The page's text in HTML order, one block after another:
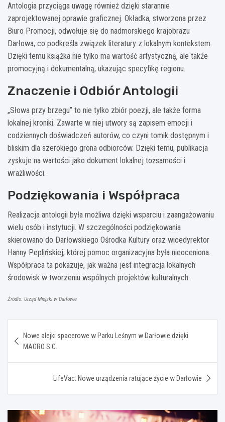
Antologia przyciąga uwagę również dzięki starannie
zaprojektowanej oprawie graficznej. Okładka, stworzona przez
Biuro Promocji, odwołuje się do nadmorskiego krajobrazu
Darłowa, co podkreśla związek literatury z lokalnym kontekstem.
Dzięki temu książka nie tylko ma wartość artystyczną, ale także
promocyjną i dokumentalną, ukazując specyfikę regionu.
Znaczenie i Odbiór Antologii
„Słowa przy brzegu” to nie tylko zbiór poezji, ale także forma
lokalnej kroniki. Zawarte w niej utwory są zapisem emocji i
codziennych doświadczeń autorów, co czyni tomik dostępnym i
bliskim dla szerokiego grona odbiorców. Dzięki temu, publikacja
zyskuje na wartości jako dokument lokalnej tożsamości i
wrażliwości.
Podziękowania i Współpraca
Realizacja antologii była możliwa dzięki wsparciu i zaangażowaniu
wielu osób i instytucji. W szczególności podziękowania
skierowano do Darłowskiego Ośrodka Kultury oraz wicedyrektor
Hanny Peplińskiej, której pomoc organizacyjna była nieoceniona.
Współpraca ta pokazuje, jak ważna jest integracja lokalnych
środowisk w tworzeniu wspólnych projektów kulturalnych.
Źródło: Urząd Miejski w Darłowie
wpisu
Nowe alejki spacerowe w Parku Leśnym w Darłowie dzięki
MAGRO S.C.
LifeVac: Nowe urządzenia ratujące życie w Darłowie